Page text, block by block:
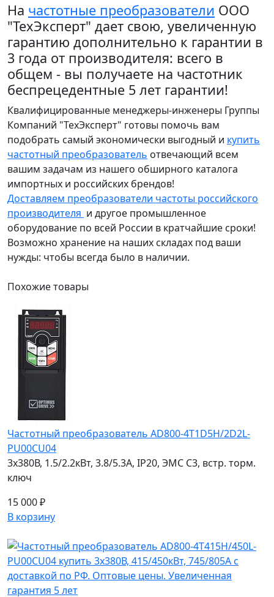
На частотные преобразователи ООО
"ТехЭксперт" дает свою, увеличенную
гарантию дополнительно к гарантии в
3 года от производителя: всего в
общем - вы получаете на частотник
беспрецедентные 5 лет гарантии!
Квалифицированные менеджеры-инженеры Группы
Компаний "ТехЭксперт" готовы помочь вам
подобрать самый экономически выгодный и купить
частотный преобразователь отвечающий всем
вашим задачам из нашего обширного каталога
импортных и российских брендов!
Доставляем преобразователи частоты российского
производителя и другое промышленное
оборудование по всей России в кратчайшие сроки!
Возможно хранение на наших складах под ваши
нужды: чтобы всегда было в наличии.
Похожиетовары
Частотный преобразователь AD800-4T1D5H/2D2L-
PU00CU04
3х380В, 1.5/2.2кВт, 3.8/5.3А, IP20, ЭМС С3, встр. торм.
ключ
15 000 ₽
В корзину